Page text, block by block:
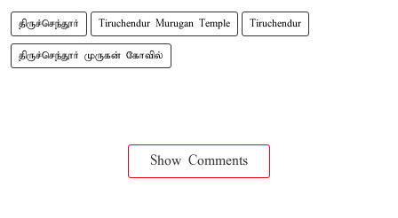
திருச்செந்தூர் Tiruchendur Murugan Temple Tiruchendur
திருச்செந்தூர் முருகன் கோவில்
Show Comments